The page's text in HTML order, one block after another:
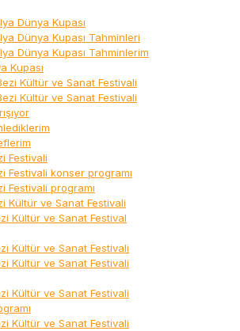
Dünya Kupası
Dünya Kupası Tahminleri
Dünya Kupası Tahminlerim
Kupası
Kültür ve Sanat Festivali
Kültür ve Sanat Festivali
Festivali
Festivali konser programı
Festivali programı
Kültür ve Sanat Festivali
Kültür ve Sanat Festival
Kültür ve Sanat Festivali
Kültür ve Sanat Festivali
Kültür ve Sanat Festivali
Kültür ve Sanat Festivali